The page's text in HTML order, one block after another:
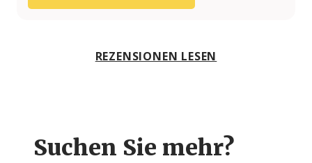
REZENSIONEN LESEN
Suchen Sie mehr?